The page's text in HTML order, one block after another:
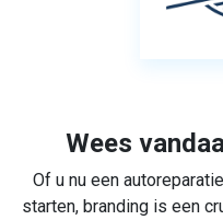
Wees
Of u nu een
starten, branding is een